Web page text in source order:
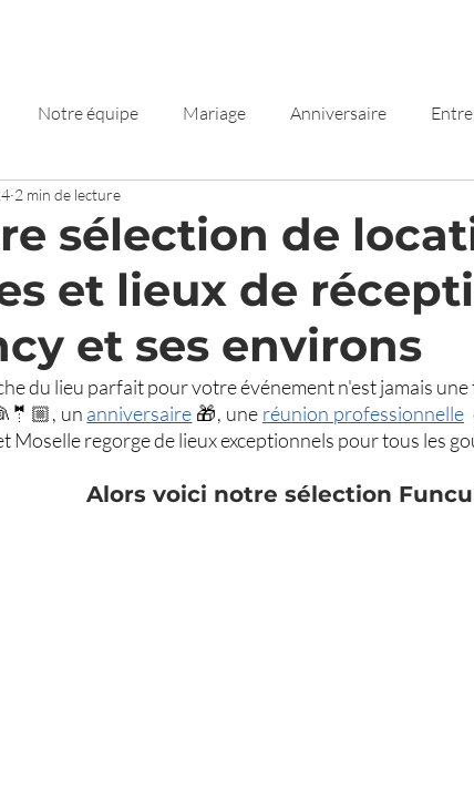
Notre équipe Mariage Anniversaire
sélection de
et lieux de
et ses environs
2 min de lecture
un anniversaire 🎁, une réunion professionnelle
Moselle regorge de lieux exceptionnels pour tous les
Alors voici notre sélection